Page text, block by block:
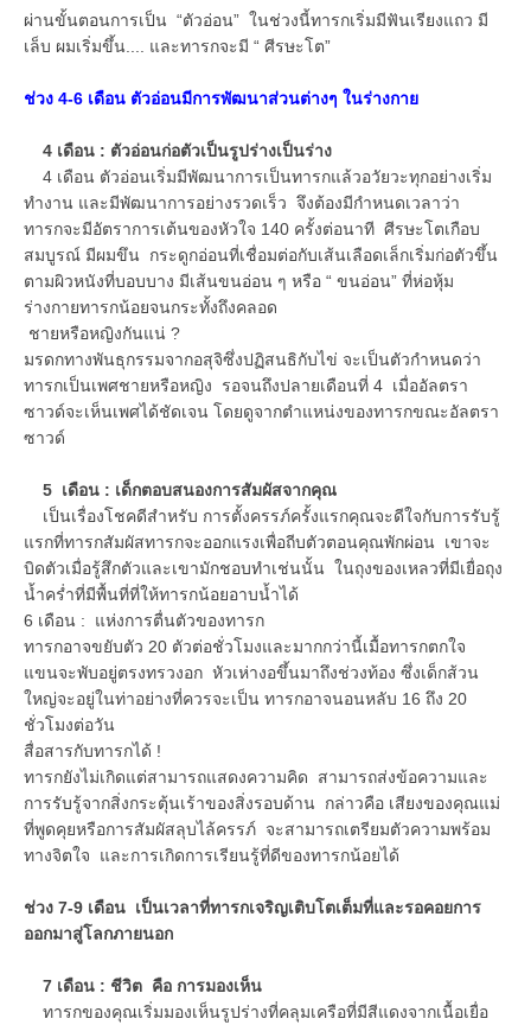
ผ่านขั้นตอนการเป็น “ตัวอ่อน” ในช่วงนี้ทารกเริ่มมีฟันเรียงแถว มี
เล็บ ผมเริ่มขึ้น.... และทารกจะมี “ ศีรษะโต”
ช่วง 4-6 เดือน ตัวอ่อนมีการพัฒนาส่วนต่างๆ ในร่างกาย
4 เดือน : ตัวอ่อนก่อตัวเป็นรูปร่างเป็นร่าง
4 เดือน ตัวอ่อนเริ่มมีพัฒนาการเป็นทารกแล้วอวัยวะทุกอย่างเริ่ม
ทำงาน และมีพัฒนาการอย่างรวดเร็ว จึงต้องมีกำหนดเวลาว่า
ทารกจะมีอัตราการเต้นของหัวใจ 140 ครั้งต่อนาที ศีรษะโตเกือบ
สมบูรณ์ มีผมขึน กระดูกอ่อนที่เชื่อมต่อกับเส้นเลือดเล็กเริ่มก่อตัวขึ้น
ตามผิวหนังที่บอบบาง มีเส้นขนอ่อน ๆ หรือ “ ขนอ่อน” ที่ห่อหุ้ม
ร่างกายทารกน้อยจนกระทั้งถึงคลอด
ชายหรือหญิงกันแน่ ?
มรดกทางพันธุกรรมจากอสุจิซึ่งปฏิสนธิกับไข่ จะเป็นตัวกำหนดว่า
ทารกเป็นเพศชายหรือหญิง รอจนถึงปลายเดือนที่ 4 เมื่ออัลตรา
ซาวด์จะเห็นเพศได้ชัดเจน โดยดูจากตำแหน่งของทารกขณะอัลตรา
ซาวด์
5 เดือน : เด็กตอบสนองการสัมผัสจากคุณ
เป็นเรื่องโชคดีสำหรับ การตั้งครรภ์ครั้งแรกคุณจะดีใจกับการรับรู้
แรกที่ทารกสัมผัสทารกจะออกแรงเพื่อถีบตัวตอนคุณพักผ่อน เขาจะ
บิดตัวเมื่อรู้สึกตัวและเขามักชอบทำเช่นนั้น ในถุงของเหลวที่มีเยื่อถุง
น้ำคร่ำที่มีพื้นที่ที่ให้ทารกน้อยอาบน้ำได้
6 เดือน : แห่งการตื่นตัวของทารก
ทารกอาจขยับตัว 20 ตัวต่อชั่วโมงและมากกว่านี้เมื้อทารกตกใจ
แขนจะพับอยู่ตรงทรวงอก หัวเห่างอขึ้นมาถึงช่วงท้อง ซึ่งเด็กส้วน
ใหญ่จะอยู่ในท่าอย่างที่ควรจะเป็น ทารกอาจนอนหลับ 16 ถึง 20
ชั่วโมงต่อวัน
สื่อสารกับทารกได้ !
ทารกยังไม่เกิดแต่สามารถแสดงความคิด สามารถส่งข้อความและ
การรับรู้จากสิ่งกระตุ้นเร้าของสิ่งรอบด้าน กล่าวคือ เสียงของคุณแม่
ที่พูดคุยหรือการสัมผัสลุบไล้ครรภ์ จะสามารถเตรียมตัวความพร้อม
ทางจิตใจ และการเกิดการเรียนรู้ที่ดีของทารกน้อยได้
ช่วง 7-9 เดือน เป็นเวลาที่ทารกเจริญเติบโตเต็มที่และรอคอยการ
ออกมาสู่โลกภายนอก
7 เดือน : ชีวิต คือ การมองเห็น
ทารกของคุณเริ่มมองเห็นรูปร่างที่คลุมเครือที่มีสีแดงจากเนื้อเยื่อ